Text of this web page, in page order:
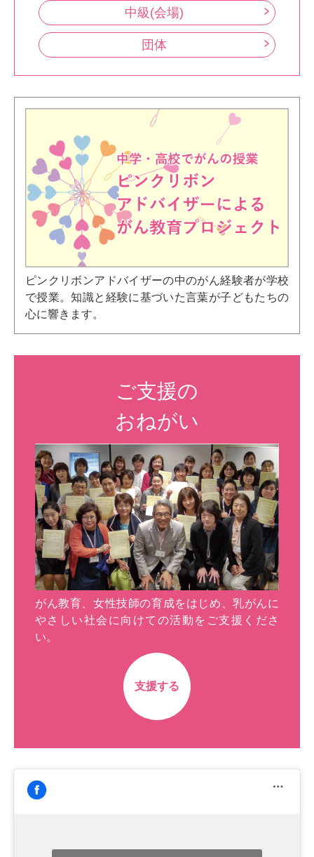
中級(会場)
団体
ピンクリボンアドバイザーの中のがん経験者が学校
で授業。知識と経験に基づいた言葉が子どもたちの
心に響きます。
ご支援の
おねがい
がん教育、女性技師の育成をはじめ、乳がんに
やさしい社会に向けての活動をご支援くださ
い。
支援する